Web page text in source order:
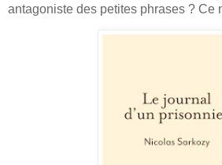
antagoniste des petites phrases ? Ce